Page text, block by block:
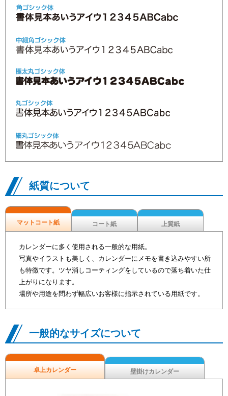
紙質について
マットコート紙 コート紙 上質紙
カレンダーに多く使用される一般的な用紙。
写真やイラストも美しく、カレンダーにメモを書き込みやすい所
も特徴です。ツヤ消しコーティングをしているので落ち着いた仕
上がりになります。
場所や用途を問わず幅広いお客様に指示されている用紙です。
一般的なサイズについて
卓上カレンダー 壁掛けカレンダー